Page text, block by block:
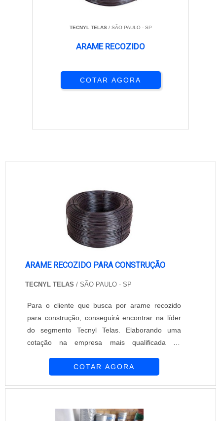
TECNYL TELAS/ SÃO PAULO - SP
ARAME RECOZIDO
COTAR AGORA
ARAME RECOZIDO PARA CONSTRUÇÃO
TECNYL TELAS / SÃO PAULO - SP
Para o cliente que busca por arame recozido
para construção, conseguirá encontrar na líder
do segmento Tecnyl Telas. Elaborando uma
cotação na empresa mais qualificada do
organização mais competente do ramo.É
adquirido com empresas especializadas. Esse
durabilidade dos materiais, além de evitar
COTAR AGORA